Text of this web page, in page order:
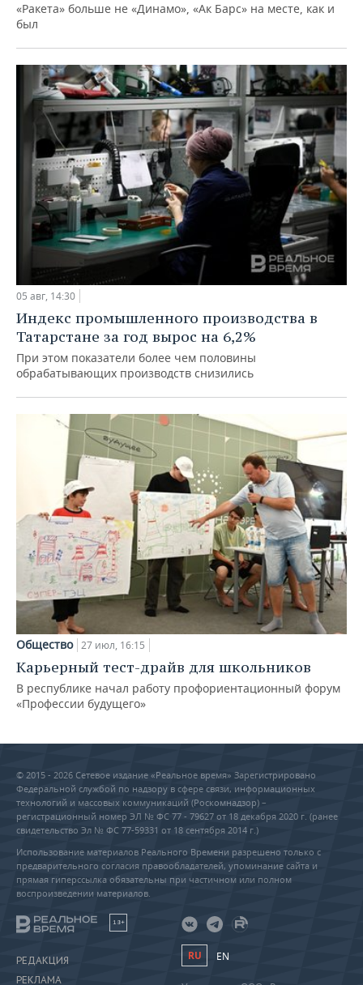
«Ракета» больше не «Динамо», «Ак Барс» на месте, как и
был
05 авг, 14:30
Индекс промышленного производства в
Татарстане за год вырос на 6,2%
При этом показатели более чем половины
обрабатывающих производств снизились
Общество 27 июл, 16:15
Карьерный тест-драйв для школьников
В республике начал работу профориентационный форум
«Профессии будущего»
© 2015 - 2026 Сетевое издание «Реальное время» Зарегистрировано
Федеральной службой по надзору в сфере связи, информационных
технологий и массовых коммуникаций (Роскомнадзор) –
регистрационный номер ЭЛ № ФС 77 - 79627 от 18 декабря 2020 г. (ранее
свидетельство Эл № ФС 77-59331 от 18 сентября 2014 г.)
Использование материалов Реального Времени разрешено только с
предварительного согласия правообладателей, упоминание сайта и
прямая гиперссылка обязательны при частичном или полном
воспроизведении материалов.
18+
РЕДАКЦИЯ
РЕКЛАМА
RU EN